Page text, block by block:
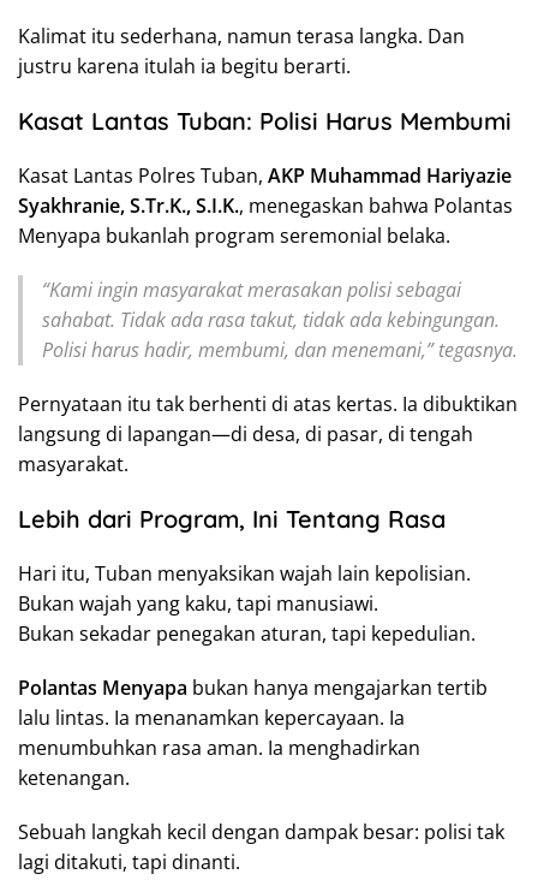
Kalimat itu sederhana, namun terasa langka. Dan
justru karena itulah ia begitu berarti.
Kasat Lantas Tuban: Polisi Harus Membumi
Kasat Lantas Polres Tuban, AKP Muhammad Hariyazie
Syakhranie, S.Tr.K., S.I.K., menegaskan bahwa Polantas
Menyapa bukanlah program seremonial belaka.
“Kami ingin masyarakat merasakan polisi sebagai
sahabat. Tidak ada rasa takut, tidak ada kebingungan.
Polisi harus hadir, membumi, dan menemani,” tegasnya.
Pernyataan itu tak berhenti di atas kertas. Ia dibuktikan
langsung di lapangan—di desa, di pasar, di tengah
masyarakat.
Lebih dari Program, Ini Tentang Rasa
Hari itu, Tuban menyaksikan wajah lain kepolisian.
Bukan wajah yang kaku, tapi manusiawi.
Bukan sekadar penegakan aturan, tapi kepedulian.
Polantas Menyapa bukan hanya mengajarkan tertib
lalu lintas. Ia menanamkan kepercayaan. Ia
menumbuhkan rasa aman. Ia menghadirkan
ketenangan.
Sebuah langkah kecil dengan dampak besar: polisi tak
lagi ditakuti, tapi dinanti.